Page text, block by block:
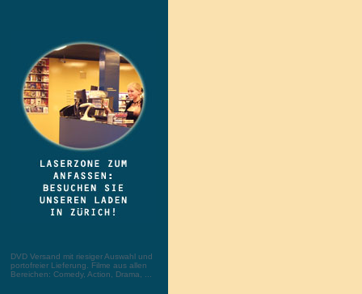
DVD Versand mit riesiger Auswahl und
portofreier Lieferung. Filme aus allen
Bereichen: Comedy, Action, Drama, ...